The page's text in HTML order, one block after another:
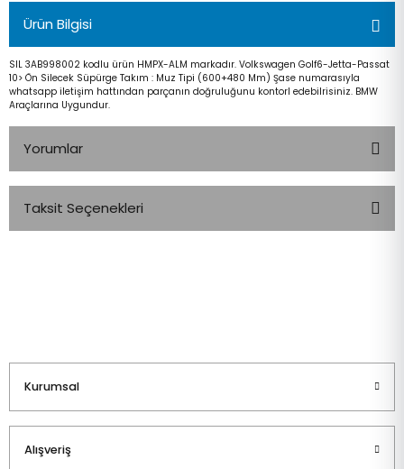
Ürün Bilgisi
SIL 3AB998002 kodlu ürün HMPX-ALM markadır. Volkswagen Golf6-Jetta-Passat
10> Ön Silecek Süpürge Takım : Muz Tipi (600+480 Mm) Şase numarasıyla
whatsapp iletişim hattından parçanın doğruluğunu kontorl edebilrisiniz. BMW
Araçlarına Uygundur.
Yorumlar
Taksit Seçenekleri
Kurumsal
Alışveriş